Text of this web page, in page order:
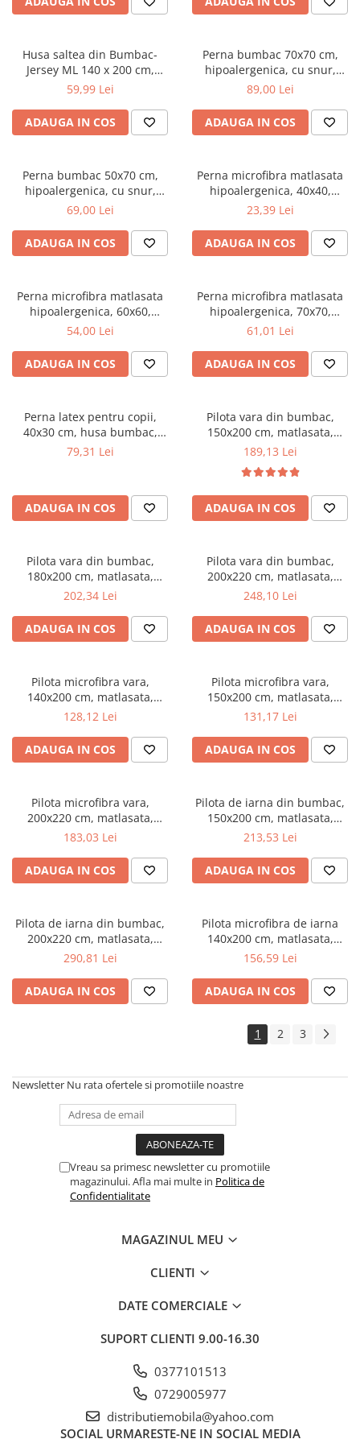
Top saltele MemoHR 6.5 cm
Saltele ieftine
Saltele cu plasa de arcuri
Saltele cu spuma
Scaune manager
Mese bucatarie
Scaune pentru bucatarie
Seturi mese si scaune bucatarie
Mobila hol
Suporturi si rafturi pantofi
Portmantouri
Pantofare
Seturi mobilier hol
Suport pentru umerase
Etajere
Mobilier gradinita
Mese gradinita
Set mese si scaune gradinita
Mobilier copii
Saltele patuturi copii
Masa si scaune gradinita
Seturi comode living si dormitor
alb
Husa saltea din Bumbac-
Jersey ML 140 x 200 cm,
lavabila la 40°C, prindere cu
59,99 Lei
ADAUGA IN COS
Perna bumbac 70x70 cm,
hipoalergenica, cu snur,
umplutura bilute siliconizate,
89,00 Lei
ADAUGA IN COS
Perna bumbac 50x70 cm,
hipoalergenica, cu snur,
umplutura bilute siliconizate,
69,00 Lei
ADAUGA IN COS
Perna microfibra matlasata
hipoalergenica, 40x40,
umplutura bilute siliconizate,
23,39 Lei
ADAUGA IN COS
Perna microfibra matlasata
hipoalergenica, 60x60,
umplutura bilute siliconizate,
54,00 Lei
ADAUGA IN COS
Perna microfibra matlasata
hipoalergenica, 70x70,
umplutura bilute siliconizate,
61,01 Lei
ADAUGA IN COS
Perna latex pentru copii,
40x30 cm, husa bumbac,
antialergenica,
79,31 Lei
ADAUGA IN COS
Pilota vara din bumbac,
150x200 cm, matlasata,
umplutura bilute siliconizate,
90°C, alb
189,13 Lei
ADAUGA IN COS
Pilota vara din bumbac,
180x200 cm, matlasata,
umplutura bilute siliconizate,
90°C, alb
202,34 Lei
ADAUGA IN COS
Pilota vara din bumbac,
200x220 cm, matlasata,
umplutura bilute siliconizate,
90°C, alb
248,10 Lei
ADAUGA IN COS
Pilota microfibra vara,
140x200 cm, matlasata,
hipoalergenica, usoara,
densitate 200 g/m², lavabila la
95°C, alb
128,12 Lei
ADAUGA IN COS
Pilota microfibra vara,
150x200 cm, matlasata,
hipoalergenica, usoara,
densitate 200 g/m², lavabila la
95°C, alb
131,17 Lei
ADAUGA IN COS
Pilota microfibra vara,
200x220 cm, matlasata,
hipoalergenica, usoara,
densitate 200 g/m², lavabila la
95°C, alb
183,03 Lei
ADAUGA IN COS
Pilota de iarna din bumbac,
150x200 cm, matlasata,
umplutura bilute siliconizate,
95°C, alb
213,53 Lei
ADAUGA IN COS
Pilota de iarna din bumbac,
200x220 cm, matlasata,
umplutura bilute siliconizate,
95°C, alb
290,81 Lei
ADAUGA IN COS
Pilota microfibra de iarna
140x200 cm, matlasata,
umplutura bilute siliconizate,
g/m², lavabila la 95°C, alb
156,59 Lei
ADAUGA IN COS
1 2 3
Newsletter Nu rata ofertele si promotiile noastre
Vreau sa primesc newsletter cu promotiile
magazinului. Afla mai multe in Politica de
Confidentialitate
MAGAZINUL MEU
CLIENTI
DATE COMERCIALE
SUPORT CLIENTI 9.00-16.30
0377101513
0729005977
distributiemobila@yahoo.com
SOCIAL URMARESTE-NE IN SOCIAL MEDIA